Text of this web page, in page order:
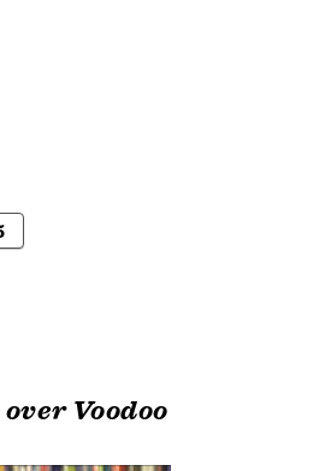
Voodoo